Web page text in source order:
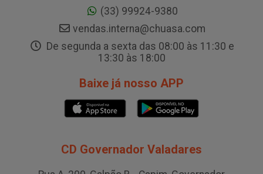
(33) 99924-9380
vendas.interna@chuasa.com
De segunda a sexta das 08:00 às 11:30 e
13:30 às 18:00
Baixe já nosso APP
CD Governador Valadares